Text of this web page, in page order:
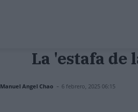
La 'estafa de
Manuel Angel Chao - 6 febrero, 2025 06:15